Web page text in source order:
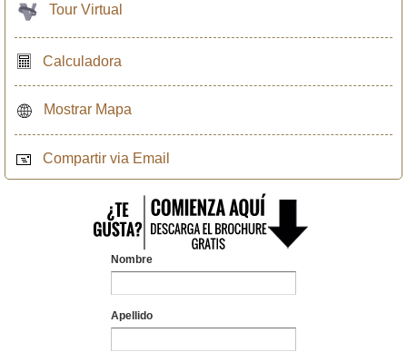
Tour Virtual
Calculadora
Mostrar Mapa
Compartir via Email
Nombre
Apellido